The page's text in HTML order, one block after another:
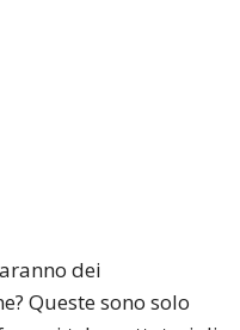
dei
Queste sono solo